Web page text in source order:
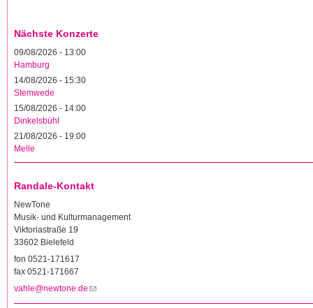
Nächste Konzerte
09/08/2026 - 13:00
Hamburg
14/08/2026 - 15:30
Stemwede
15/08/2026 - 14:00
Dinkelsbühl
21/08/2026 - 19:00
Melle
Randale-Kontakt
NewTone
Musik- und Kulturmanagement
Viktoriastraße 19
33602 Bielefeld
fon 0521-171617
fax 0521-171667
vahle@newtone.de (Link sendet E-Mail)